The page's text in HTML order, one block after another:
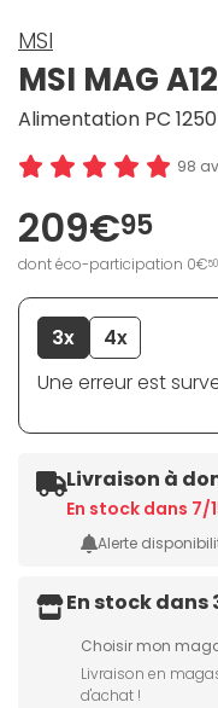
MSI
MSI MAG
Alimentation PC
98
209€95
dont éco-participation 0€50
3x
4x
Une erreur est
Livraison à
Alerte
En stock dans
Choisir mon
Livraison en
d'achat !